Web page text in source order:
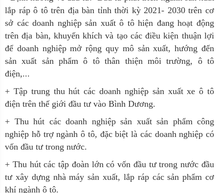
lắp ráp ô tô trên địa bàn tỉnh thời kỳ 2021- 2030 trên cơ
sở các doanh nghiệp sản xuất ô tô hiện đang hoạt động
trên địa bàn, khuyến khích và tạo các điều kiện thuận lợi
để doanh nghiệp mở rộng quy mô sản xuất, hướng đến
sản xuất sản phẩm ô tô thân thiện môi trường, ô tô
điện,...
+ Tập trung thu hút các doanh nghiệp sản xuất xe ô tô
điện trên thế giới đầu tư vào Bình Dương.
+ Thu hút các doanh nghiệp sản xuất sản phẩm công
nghiệp hỗ trợ ngành ô tô, đặc biệt là các doanh nghiệp có
vốn đầu tư trong nước.
+ Thu hút các tập đoàn lớn có vốn đầu tư trong nước đầu
tư xây dựng nhà máy sản xuất, lắp ráp các sản phẩm cơ
khí ngành ô tô.